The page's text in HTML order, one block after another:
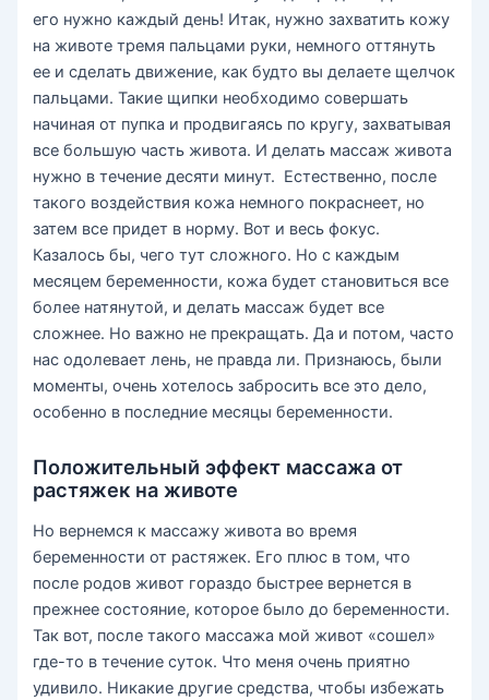
его нужно каждый день! Итак, нужно захватить кожу
на животе тремя пальцами руки, немного оттянуть
ее и сделать движение, как будто вы делаете щелчок
пальцами. Такие щипки необходимо совершать
начиная от пупка и продвигаясь по кругу, захватывая
все большую часть живота. И делать массаж живота
нужно в течение десяти минут. Естественно, после
такого воздействия кожа немного покраснеет, но
затем все придет в норму. Вот и весь фокус.
Казалось бы, чего тут сложного. Но с каждым
месяцем беременности, кожа будет становиться все
более натянутой, и делать массаж будет все
сложнее. Но важно не прекращать. Да и потом, часто
нас одолевает лень, не правда ли. Признаюсь, были
моменты, очень хотелось забросить все это дело,
особенно в последние месяцы беременности.
Положительный эффект массажа от
растяжек на животе
Но вернемся к массажу живота во время
беременности от растяжек. Его плюс в том, что
после родов живот гораздо быстрее вернется в
прежнее состояние, которое было до беременности.
Так вот, после такого массажа мой живот «сошел»
где-то в течение суток. Что меня очень приятно
удивило. Никакие другие средства, чтобы избежать